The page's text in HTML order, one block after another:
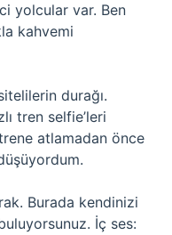
yolcular var. Ben
kahvemi
durağı.
tren selfie’leri
atlamadan önce
Burada kendinizi
İç ses: